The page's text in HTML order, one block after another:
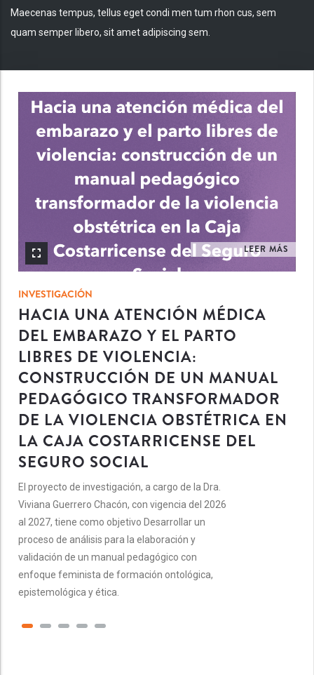
Maecenas tempus, tellus eget condi men tum rhon cus, sem
quam semper libero, sit amet adipiscing sem.
LEER MÁS
INVESTIGACIÓN
HACIA UNA ATENCIÓN MÉDICA
DEL EMBARAZO Y EL PARTO
LIBRES DE VIOLENCIA:
CONSTRUCCIÓN DE UN MANUAL
PEDAGÓGICO TRANSFORMADOR
DE LA VIOLENCIA OBSTÉTRICA EN
LA CAJA COSTARRICENSE DEL
SEGURO SOCIAL
El proyecto de investigación, a cargo de la Dra.
Viviana Guerrero Chacón, con vigencia del 2026
al 2027, tiene como objetivo Desarrollar un
proceso de análisis para la elaboración y
validación de un manual pedagógico con
enfoque feminista de formación ontológica,
epistemológica y ética.